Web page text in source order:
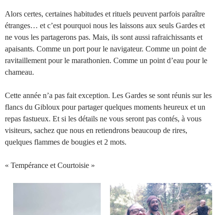
Alors certes, certaines habitudes et rituels peuvent parfois paraître
étranges… et c’est pourquoi nous les laissons aux seuls Gardes et
ne vous les partagerons pas. Mais, ils sont aussi rafraichissants et
apaisants. Comme un port pour le navigateur. Comme un point de
ravitaillement pour le marathonien. Comme un point d’eau pour le
chameau.
Cette année n’a pas fait exception. Les Gardes se sont réunis sur les
flancs du Gibloux pour partager quelques moments heureux et un
repas fastueux. Et si les détails ne vous seront pas contés, à vous
visiteurs, sachez que nous en retiendrons beaucoup de rires,
quelques flammes de bougies et 2 mots.
« Tempérance et Courtoisie »